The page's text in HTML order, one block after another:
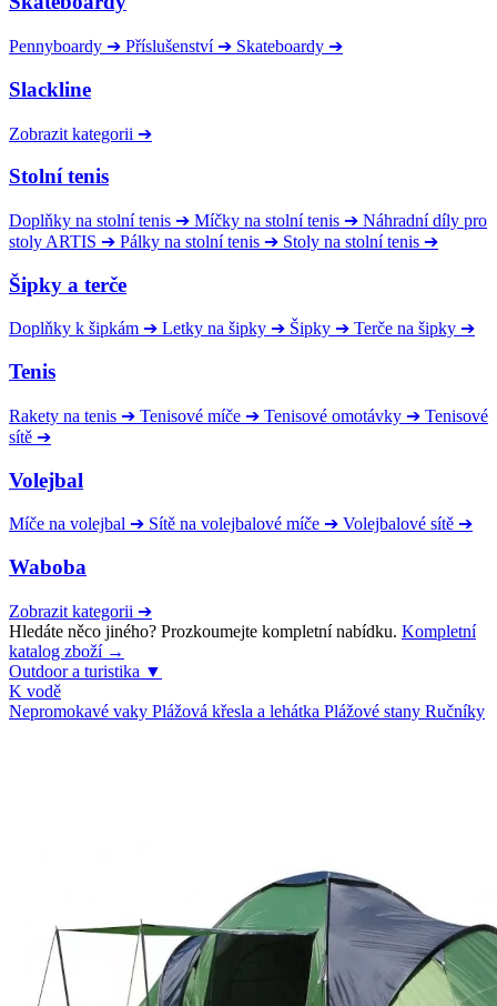
Pennyboardy ➔ Příslušenství ➔ Skateboardy ➔
Slackline
Zobrazit kategorii ➔
Stolní tenis
Doplňky na stolní tenis ➔ Míčky na stolní tenis ➔ Náhradní díly pro
stoly ARTIS ➔ Pálky na stolní tenis ➔ Stoly na stolní tenis ➔
Šipky a terče
Doplňky k šipkám ➔ Letky na šipky ➔ Šipky ➔ Terče na šipky ➔
Tenis
Rakety na tenis ➔ Tenisové míče ➔ Tenisové omotávky ➔ Tenisové
sítě ➔
Volejbal
Míče na volejbal ➔ Sítě na volejbalové míče ➔ Volejbalové sítě ➔
Waboba
Zobrazit kategorii ➔
Hledáte něco jiného? Prozkoumejte kompletní nabídku. Kompletní
katalog zboží →
Outdoor a turistika ▼
K vodě
Nepromokavé vaky Plážová křesla a lehátka Plážové stany Ručníky